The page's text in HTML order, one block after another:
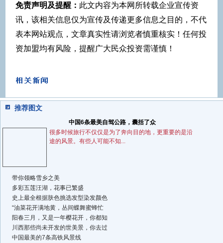
免责声明及提醒： 此文内容为本网所转载企业宣传资
讯，该相关信息仅为宣传及传递更多信息之目的，不代
表本网站观点，文章真实性请浏览者慎重核实！任何投
资加盟均有风险，提醒广大民众投资需谨慎！
推荐图文
中国6条最美自驾公路，囊括了众
很多时候旅行不仅仅是为了奔向目的地，更重要的是沿
途的风景。有些人可能不知...
带你领略雪乡之美
多彩五莲汪湖，花事已繁盛
史上最全根据肤色挑选发型染发颜色
“油菜花开满地黄，丛间蝶舞蜜蜂忙
阳春三月，又是一年樱花开，你都知
川西那些尚未开发的世美景，你去过
中国最美的7条高铁风景线